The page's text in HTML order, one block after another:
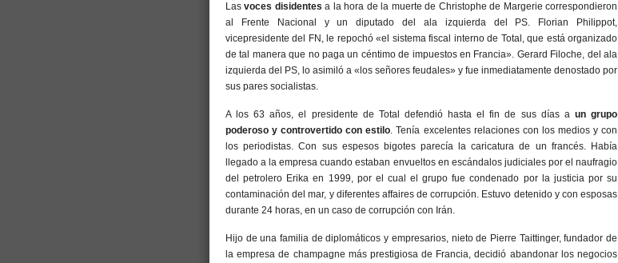
Lasvoces disidentesa la hora de la muerte de Christophe de Margerie correspondieron
al Frente Nacional y un diputado del ala izquierda del PS. Florian Philippot,
vicepresidente del FN, le repochó «el sistema fiscal interno de Total, que está organizado
de tal manera que no paga un céntimo de impuestos en Francia». Gerard Filoche, del ala
izquierda del PS, lo asimiló a «los señores feudales» y fue inmediatamente denostado por
sus pares socialistas.
A los 63 años, el presidente de Total defendió hasta el fin de sus días aun grupo
poderoso y controvertido con estilo. Tenía excelentes relaciones con los medios y con
los periodistas. Con sus espesos bigotes parecía la caricatura de un francés. Había
llegado a la empresa cuando estaban envueltos en escándalos judiciales por el naufragio
del petrolero Erika en 1999, por el cual el grupo fue condenado por la justicia por su
contaminación del mar, y diferentes affaires de corrupción. Estuvo detenido y con esposas
durante 24 horas, en un caso de corrupción con Irán.
Hijo de una familia de diplomáticos y empresarios, nieto de Pierre Taittinger, fundador de
la empresa de champagne más prestigiosa de Francia, decidió abandonar los negocios